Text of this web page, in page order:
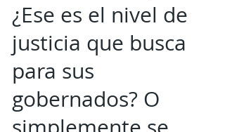
¿Ese es el nivel de
justicia que busca
para sus
gobernados? O